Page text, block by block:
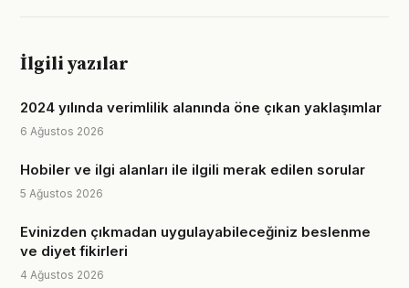
İlgili yazılar
2024 yılında verimlilik alanında öne çıkan yaklaşımlar
6 Ağustos 2026
Hobiler ve ilgi alanları ile ilgili merak edilen sorular
5 Ağustos 2026
Evinizden çıkmadan uygulayabileceğiniz beslenme
ve diyet fikirleri
4 Ağustos 2026